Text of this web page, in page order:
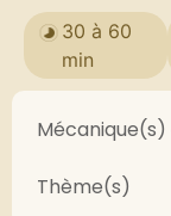
30 à 60
min
Mécanique(s)
Thème(s)